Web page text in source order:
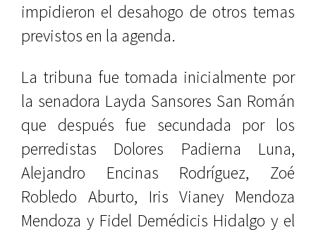
impidieron el desahogo de otros temas
previstos en la agenda.
La tribuna fue tomada inicialmente por
la senadora Layda Sansores San Román
que después fue secundada por los
perredistas Dolores Padierna Luna,
Alejandro Encinas Rodríguez, Zoé
Robledo Aburto, Iris Vianey Mendoza
Mendoza y Fidel Demédicis Hidalgo y el